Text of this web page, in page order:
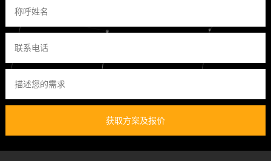
获取方案及报价